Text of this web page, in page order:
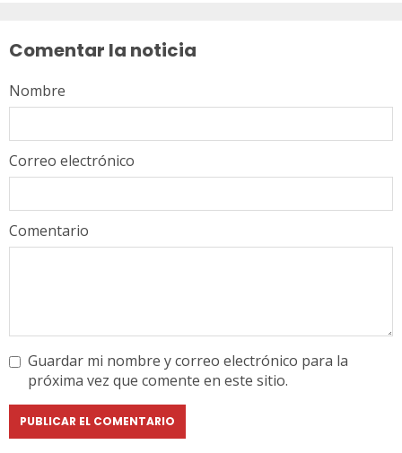
Comentar la noticia
Comentario
Nombre
Correo electrónico
Guardar mi nombre y correo electrónico para la
próxima vez que comente en este sitio.